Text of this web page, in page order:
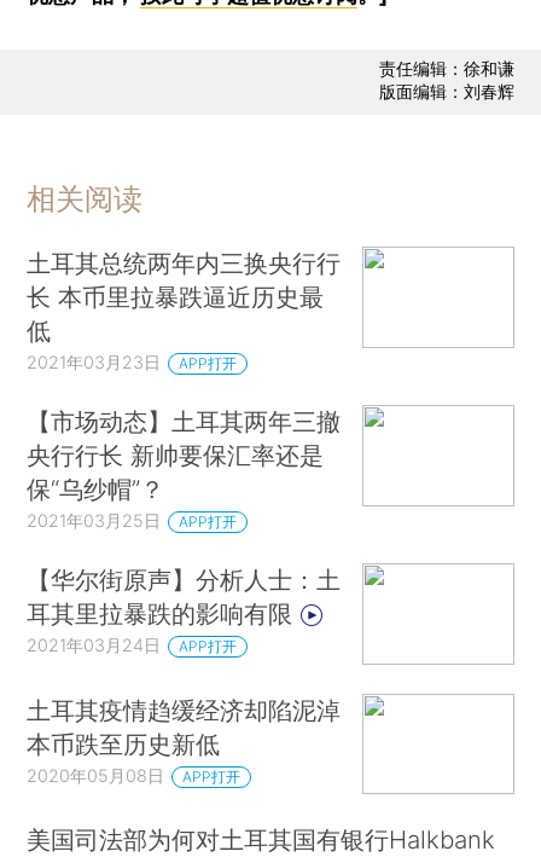
责任编辑：徐和谦
版面编辑：刘春辉
相关阅读
土耳其总统两年内三换央行行
长 本币里拉暴跌逼近历史最
低
2021年03月23日 APP打开
【市场动态】土耳其两年三撤
央行行长 新帅要保汇率还是
保“乌纱帽”？
2021年03月25日 APP打开
【华尔街原声】分析人士：土
耳其里拉暴跌的影响有限
2021年03月24日 APP打开
土耳其疫情趋缓经济却陷泥淖
本币跌至历史新低
2020年05月08日 APP打开
美国司法部为何对土耳其国有银行Halkbank